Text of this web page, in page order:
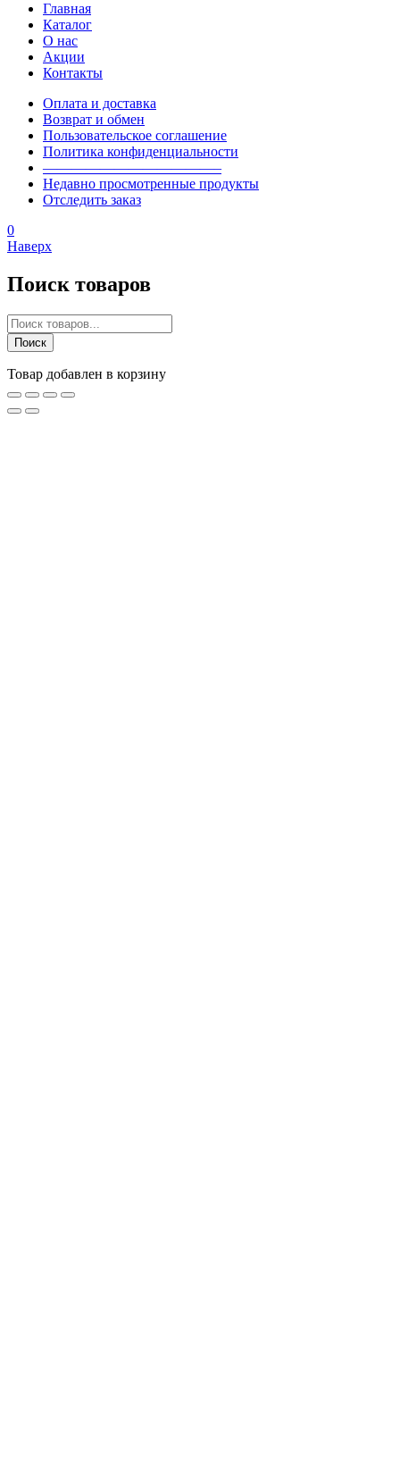
Главная
Каталог
О нас
Акции
Контакты
Оплата и доставка
Возврат и обмен
Пользовательское соглашение
Политика конфиденциальности
————————————–
Недавно просмотренные продукты
Отследить заказ
0
Наверх
Поиск товаров
Поиск
товаров
Поиск
Товар добавлен в корзину